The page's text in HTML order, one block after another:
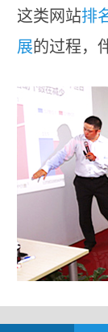
这类网站排
展的过程，